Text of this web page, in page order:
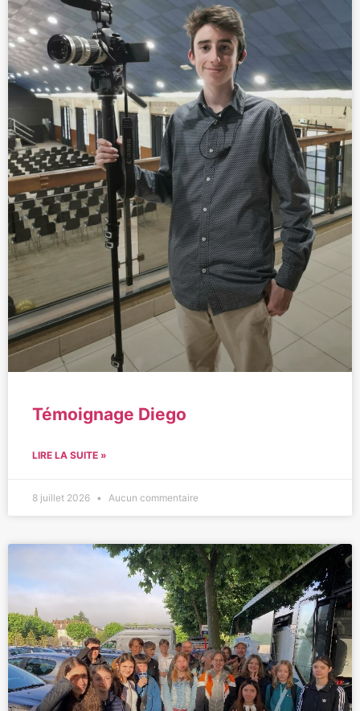
Témoignage Diego
LIRE LA SUITE »
8 juillet 2026 Aucun commentaire